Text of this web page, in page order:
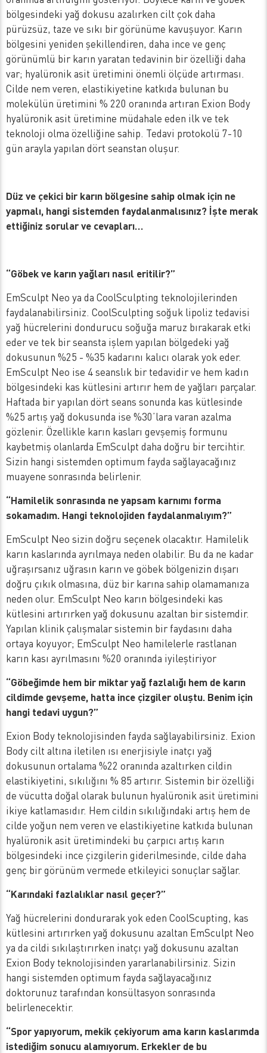
bölgesindeki yağ dokusu azalırken cilt çok daha
pürüzsüz, taze ve sıkı bir görünüme kavuşuyor. Karın
bölgesini yeniden şekillendiren, daha ince ve genç
görünümlü bir karın yaratan tedavinin bir özelliği daha
var; hyalüronik asit üretimini önemli ölçüde artırması.
Cilde nem veren, elastikiyetine katkıda bulunan bu
molekülün üretimini % 220 oranında artıran Exion Body
hyalüronik asit üretimine müdahale eden ilk ve tek
teknoloji olma özelliğine sahip. Tedavi protokolü 7-10
gün arayla yapılan dört seanstan oluşur.
Düz ve çekici bir karın bölgesine sahip olmak için ne
yapmalı, hangi sistemden faydalanmalısınız? İşte merak
ettiğiniz sorular ve cevapları…
“Göbek ve karın yağları nasıl eritilir?”
EmSculpt Neo ya da CoolSculpting teknolojilerinden
faydalanabilirsiniz. CoolSculpting soğuk lipoliz tedavisi
yağ hücrelerini dondurucu soğuğa maruz bırakarak etki
eder ve tek bir seansta işlem yapılan bölgedeki yağ
dokusunun %25 - %35 kadarını kalıcı olarak yok eder.
EmSculpt Neo ise 4 seanslık bir tedavidir ve hem kadın
bölgesindeki kas kütlesini artırır hem de yağları parçalar.
Haftada bir yapılan dört seans sonunda kas kütlesinde
%25 artış yağ dokusunda ise %30’lara varan azalma
gözlenir. Özellikle karın kasları gevşemiş formunu
kaybetmiş olanlarda EmSculpt daha doğru bir tercihtir.
Sizin hangi sistemden optimum fayda sağlayacağınız
muayene sonrasında belirlenir.
“Hamilelik sonrasında ne yapsam karnımı forma
sokamadım. Hangi teknolojiden faydalanmalıyım?”
EmSculpt Neo sizin doğru seçenek olacaktır. Hamilelik
karın kaslarında ayrılmaya neden olabilir. Bu da ne kadar
uğraşırsanız uğrasın karın ve göbek bölgenizin dışarı
doğru çıkık olmasına, düz bir karına sahip olamamanıza
neden olur. EmSculpt Neo karın bölgesindeki kas
kütlesini artırırken yağ dokusunu azaltan bir sistemdir.
Yapılan klinik çalışmalar sistemin bir faydasını daha
ortaya koyuyor; EmSculpt Neo hamilelerle rastlanan
karın kası ayrılmasını %20 oranında iyileştiriyor
“Göbeğimde hem bir miktar yağ fazlalığı hem de karın
cildimde gevşeme, hatta ince çizgiler oluştu. Benim için
hangi tedavi uygun?”
Exion Body teknolojisinden fayda sağlayabilirsiniz. Exion
Body cilt altına iletilen ısı enerjisiyle inatçı yağ
dokusunun ortalama %22 oranında azaltırken cildin
elastikiyetini, sıkılığını % 85 artırır. Sistemin bir özelliği
de vücutta doğal olarak bulunun hyalüronik asit üretimini
ikiye katlamasıdır. Hem cildin sıkılığındaki artış hem de
cilde yoğun nem veren ve elastikiyetine katkıda bulunan
hyalüronik asit üretimindeki bu çarpıcı artış karın
bölgesindeki ince çizgilerin giderilmesinde, cilde daha
genç bir görünüm vermede etkileyici sonuçlar sağlar.
“Karındaki fazlalıklar nasıl geçer?”
Yağ hücrelerini dondurarak yok eden CoolScupting, kas
kütlesini artırırken yağ dokusunu azaltan EmSculpt Neo
ya da cildi sıkılaştırırken inatçı yağ dokusunu azaltan
Exion Body teknolojisinden yararlanabilirsiniz. Sizin
hangi sistemden optimum fayda sağlayacağınız
doktorunuz tarafından konsültasyon sonrasında
belirlenecektir.
“Spor yapıyorum, mekik çekiyorum ama karın kaslarımda
istediğim sonucu alamıyorum. Erkekler de bu